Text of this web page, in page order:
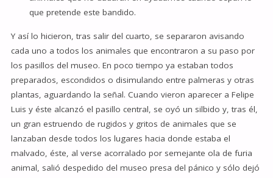
que pretende este bandido.
Y así lo hicieron, tras salir del cuarto, se separaron avisando
cada uno a todos los animales que encontraron a su paso por
los pasillos del museo. En poco tiempo ya estaban todos
preparados, escondidos o disimulando entre palmeras y otras
plantas, aguardando la señal. Cuando vieron aparecer a Felipe
Luis y éste alcanzó el pasillo central, se oyó un silbido y, tras él,
un gran estruendo de rugidos y gritos de animales que se
lanzaban desde todos los lugares hacia donde estaba el
malvado, éste, al verse acorralado por semejante ola de furia
animal, salió despedido del museo presa del pánico y sólo dejó